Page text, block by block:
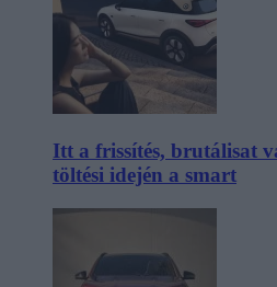
Itt a frissítés, brutálisat
töltési idején a smart